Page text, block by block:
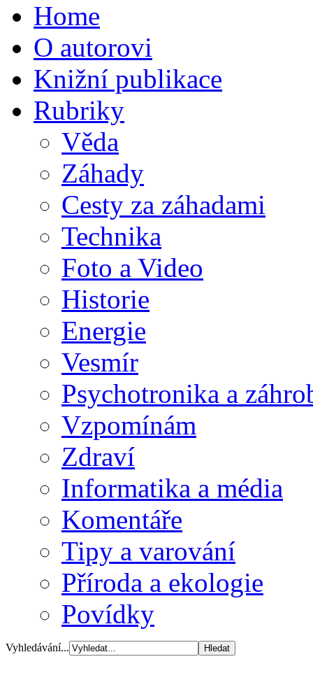
Home
O autorovi
Knižní publikace
Rubriky
Věda
Záhady
Cesty za záhadami
Technika
Foto a Video
Historie
Energie
Vesmír
Psychotronika a
Vzpomínám
Zdraví
Informatika a média
Komentáře
Tipy a varování
Příroda a ekologie
Povídky
Vyhledávání...